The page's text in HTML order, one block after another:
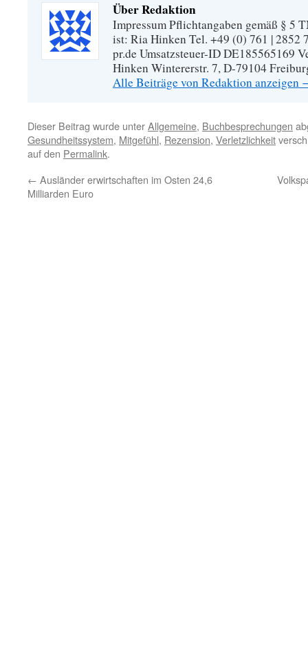
Über Redaktion
Impressum Pflichtangaben gemäß § 5
ist: Ria Hinken Tel. +49 (0) 761 | 2852
pr.de Umsatzsteuer-ID DE185565169
Hinken Wintererstr. 7, D-79104
Alle Beiträge von Redaktion anzeigen
Dieser Beitrag wurde unterAllgemeine, Buchbesprechungen
Gesundheitssystem, Mitgefühl, Rezension, Verletzlichkeit
auf den Permalink.
← Ausländer erwirtschaften im Osten 24,6
Milliarden Euro